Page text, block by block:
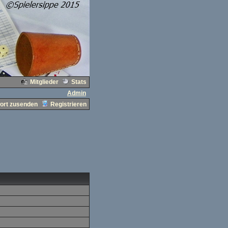
Mitglieder
Stats
Admin
zusenden Registrieren